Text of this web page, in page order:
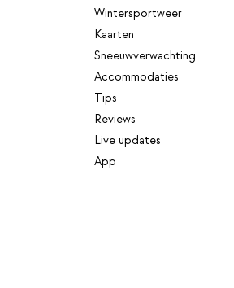
Wintersportweer
Kaarten
Sneeuwverwachting
Accommodaties
Tips
Reviews
Live updates
App